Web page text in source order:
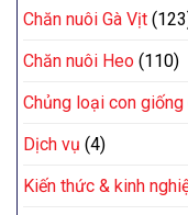
Chăn nuôi Gà Vịt
Chăn nuôi Heo (110)
Chủng loại con giống
Dịch vụ (4)
Kiến thức & kinh